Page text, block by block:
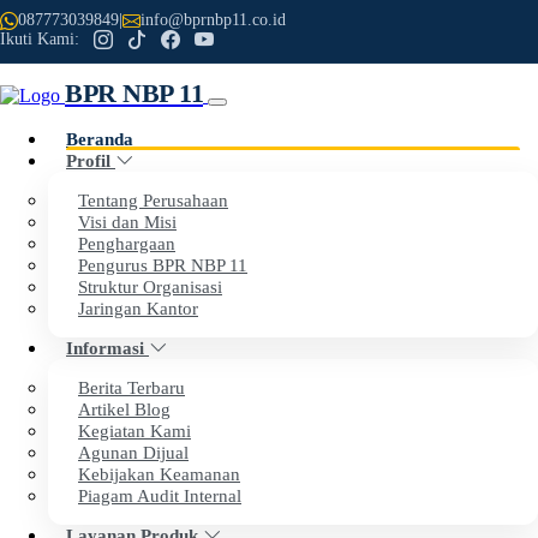
087773039849
info@bprnbp11.co.id
Ikuti Kami:
BPR NBP 11
Beranda
Profil
Tentang Perusahaan
Visi dan Misi
Penghargaan
Pengurus BPR NBP 11
Struktur Organisasi
Jaringan Kantor
Informasi
Berita Terbaru
Artikel Blog
Kegiatan Kami
Agunan Dijual
Kebijakan Keamanan
Piagam Audit Internal
PreviousNext
Selamat Datang di Website Resmi
PT BPR NBP 11
Dengan penuh rasa syukur, kami menyampaikan apresiasi
setinggi-tingginya kepada seluruh nasabah dan mitra kerja
atas kepercayaan dan dukungan yang telah diberikan
kepada BPR NBP 11.